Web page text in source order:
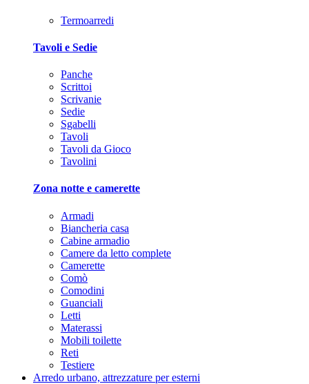
Termoarredi
Tavoli e Sedie
Panche
Scrittoi
Scrivanie
Sedie
Sgabelli
Tavoli
Tavoli da Gioco
Tavolini
Zona notte e camerette
Armadi
Biancheria casa
Cabine armadio
Camere da letto complete
Camerette
Comò
Comodini
Guanciali
Letti
Materassi
Mobili toilette
Reti
Testiere
Arredo urbano, attrezzature per esterni